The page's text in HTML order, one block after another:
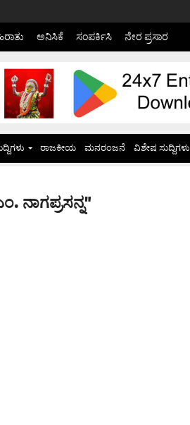
ಅನಿಸಿಕೆ ಸಂಪರ್ಕಿಸಿ ನೇರ ಪ್ರಸಾರ
ರಾಜಕೀಯ ಮನರಂಜನೆ ವಿಶೇಷ ಸುದ್ದಿಗಳು
ನಾಗಪ್ರಸನ್ನ"